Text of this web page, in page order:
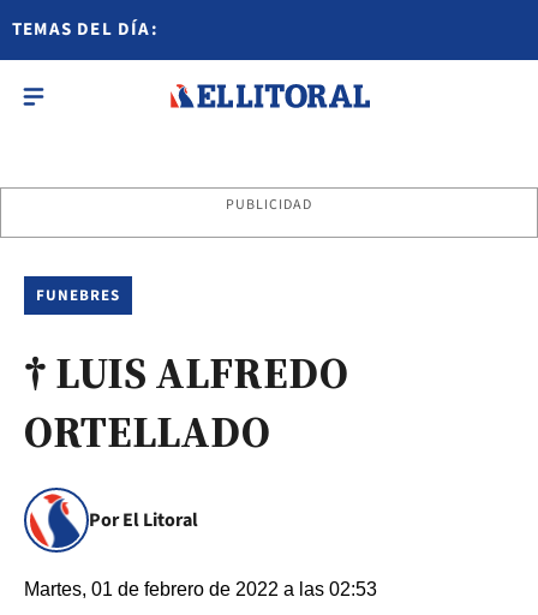
TEMAS DEL DÍA:
PUBLICIDAD
FUNEBRES
† LUIS ALFREDO
ORTELLADO
Por El Litoral
Martes, 01 de febrero de 2022 a las 02:53